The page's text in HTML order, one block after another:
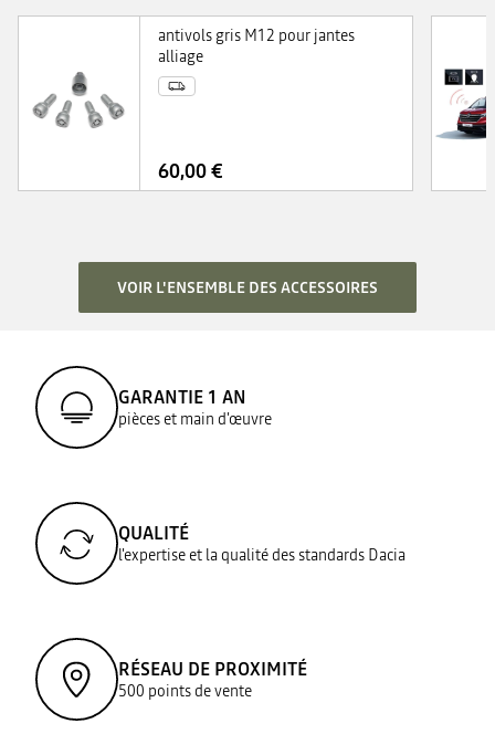
antivols gris M12 pour jantes
alliage
60,00 €
VOIR L'ENSEMBLE DES ACCESSOIRES
GARANTIE 1 AN
pièces et main d'œuvre
QUALITÉ
l'expertise et la qualité des standards Dacia
RÉSEAU DE PROXIMITÉ
500 points de vente